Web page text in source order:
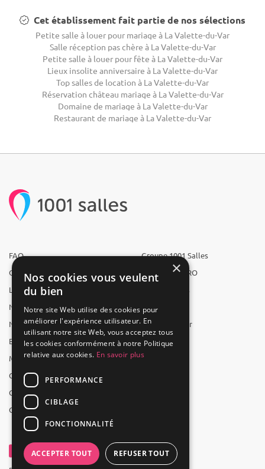
Cet établissement fait partie de nos sélections
Petite salle à louer pour mariage à La Valette-du-Var
Salle réception pas chère à La Valette-du-Var
Petite salle à louer pour fête à La Valette-du-Var
Lieux insolite anniversaire à La Valette-du-Var
Top salles de location à La Valette-du-Var
Réservation château mariage à La Valette-du-Var
Domaine de mariage à La Valette-du-Var
Restaurant de mariage à La Valette-du-Var
FAQ
Qui sommes-nous ?
L'équipe
Nous recrutons
Nos partenaires
Espace presse
Mentions légales
CGV
CGU
Contact
Groupe 1001 Salles
1001 Salles PRO
1001 Traiteurs
1001 Artistes
Reserverunbar
MP2
×
Nos cookies vous veulent
du bien
Notre site Web utilise des cookies pour
améliorer l'expérience utilisateur. En
utilisant notre site Web, vous acceptez tous
les cookies conformément à notre Politique
relative aux cookies. En savoir plus
PERFORMANCE
CIBLAGE
FONCTIONNALITÉ
ACCEPTER TOUT REFUSER TOUT